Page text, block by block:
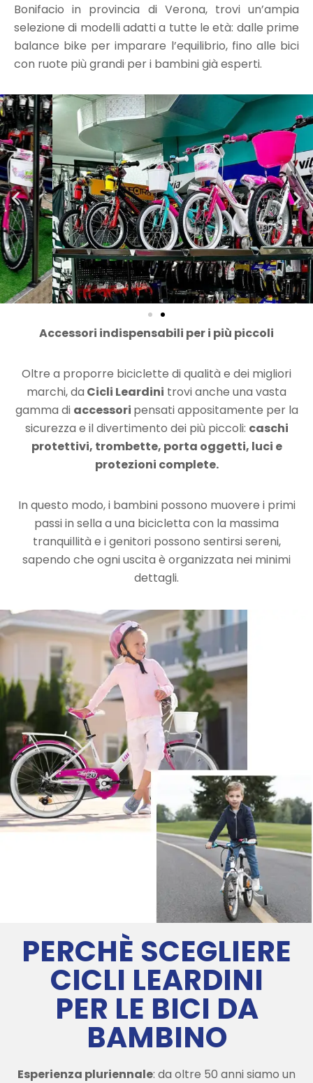
Bonifacio in provincia di Verona, trovi un’ampia
selezione di modelli adatti a tutte le età: dalle prime
balance bike per imparare l’equilibrio, fino alle bici
con ruote più grandi per i bambini già esperti.
Accessori indispensabili per i più piccoli
Oltre a proporre biciclette di qualità e dei migliori
marchi, da Cicli Leardini trovi anche una vasta
gamma di accessori pensati appositamente per la
sicurezza e il divertimento dei più piccoli: caschi
protettivi, trombette, porta oggetti, luci e
protezioni complete.
In questo modo, i bambini possono muovere i primi
passi in sella a una bicicletta con la massima
tranquillità e i genitori possono sentirsi sereni,
sapendo che ogni uscita è organizzata nei minimi
dettagli.
PERCHÈ SCEGLIERE
CICLI LEARDINI
PER LE BICI DA
BAMBINO
Esperienza pluriennale: da oltre 50 anni siamo un